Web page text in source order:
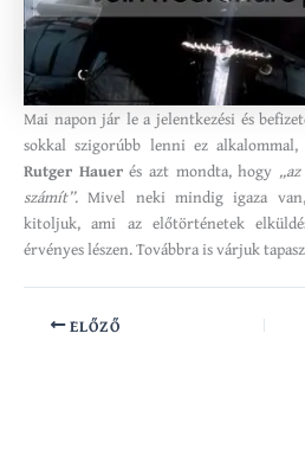
Mai napon jár le a jelentkezési és
sokkal szigorúbb lenni ez
Rutger Hauerés azt mondta, hogy
számít”. Mivel neki mindig igaza
kitoljuk, ami az előtörténetek
érvényes lészen. Továbbra is várjuk
ELŐZŐ